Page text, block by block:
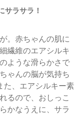
サラサラ！
。赤ちゃんの肌に
繊維のエアシルキ
ような滑らかさで
ゃんの脳が気持ち
た、エアシルキー素
るので、おしっこ
かなうえに、サラ